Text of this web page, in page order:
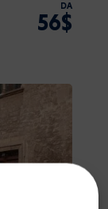
DA
56$